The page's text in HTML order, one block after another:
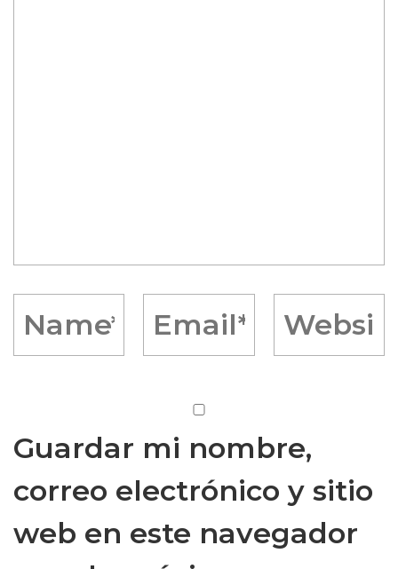
Guardar mi nombre,
correo electrónico y sitio
web en este navegador